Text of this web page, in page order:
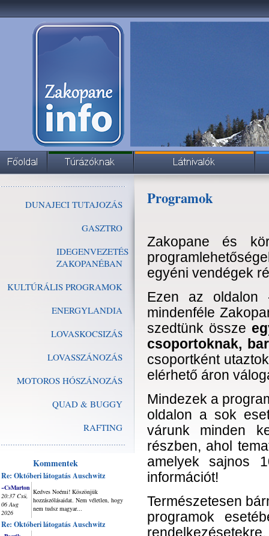
DUNAJECI TUTAJOZÁS
GASZTRO
IDEGENVEZETÉS
ZAKOPANÉBAN
KULTÚRÁLIS PROGRAMOK
ENERGYLANDIA
LOVASKOCSIZÁS
LOVASSZÁNOZÁS
MOTOROS HÓSZÁNOZÁS
QUAD & BUGGY
RAFTING
Kommentek
Re: Októberi látogatás Auschwitz
~CsMarton
20:37 Csü,
06 Aug
2026
Kedves Noémi! Köszönjük
hozzászólásaidat. Nem véletlen, hogy
nem tudsz magyar...
Re: Októberi látogatás Auschwitz
Programok
Zakopane és
egyéni vendégek
Ezen az oldalon
mindenféle
szedtünk össze
csoportoknak,
csoportként
elérhető áron
Mindezek a
oldalon a sok
várunk minden
részben, ahol
amelyek sajnos
információt!
Természetesen
programok